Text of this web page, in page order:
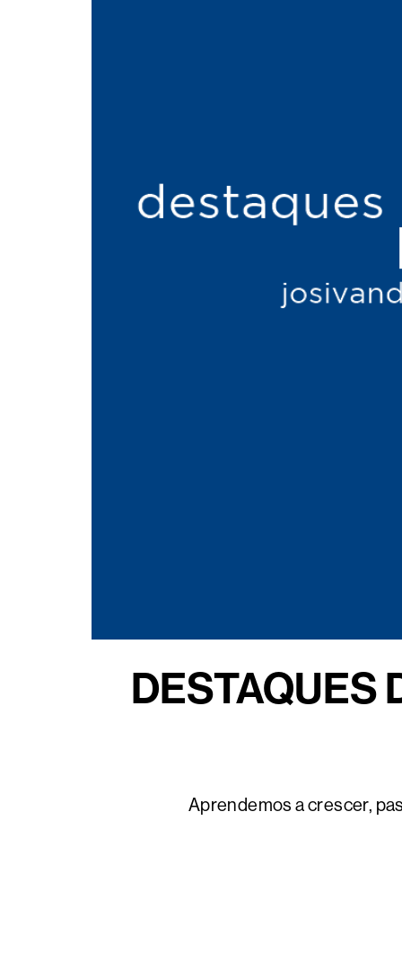
DESTAQUES
Aprendemos a crescer,